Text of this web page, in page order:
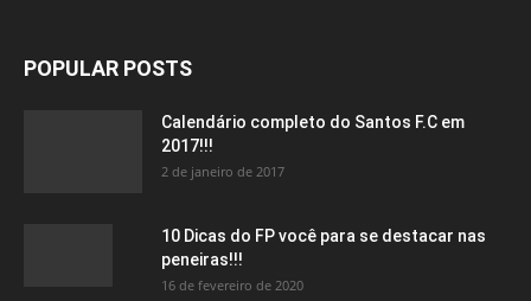
POPULAR POSTS
Calendário completo do Santos F.C em
2017!!!
2 de janeiro de 2017
10 Dicas do FP você para se destacar nas
peneiras!!!
16 de fevereiro de 2020